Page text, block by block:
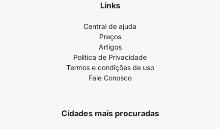
Links
Central de ajuda
Preços
Artigos
Política de Privacidade
Termos e condições de uso
Fale Conosco
Cidades mais procuradas